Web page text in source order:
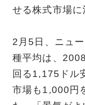
せる株式市場に
2月5日、ニュ
種平均は、
回る1,175ドル
市場も1,000円